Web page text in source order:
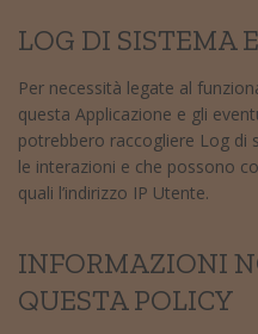
LOG DI SISTEMA
Per necessità legate al
questa Applicazione e gli
potrebbero raccogliere Log di
le interazioni e che possono
quali l’indirizzo IP Utente.
INFORMAZIONI
QUESTA POLICY